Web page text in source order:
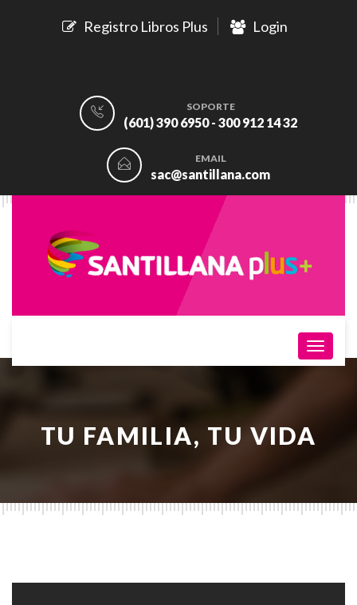
Registro Libros Plus Login
SOPORTE
(601) 390 6950 - 300 912 14 32
EMAIL
sac@santillana.com
TU FAMILIA, TU VIDA